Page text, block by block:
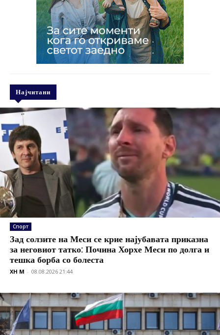
Најчитани
Спорт
Зад солзите на Меси се крие најубавата приказна
за неговиот татко: Почина Хорхе Меси по долга и
тешка борба со болеста
XH M - 08.08.2026 21:44